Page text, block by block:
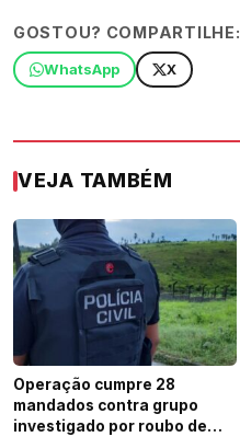
GOSTOU? COMPARTILHE:
WhatsApp X
VEJA TAMBÉM
Operação cumpre 28
mandados contra grupo
investigado por roubo de